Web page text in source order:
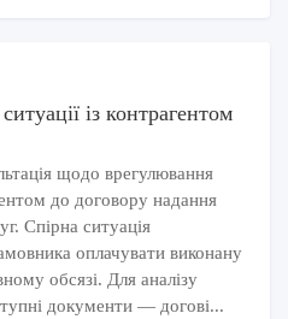
із контрагентом
щодо врегулювання
до договору надання
Спірна ситуація
оплачувати виконану
обсязі. Для аналізу
документи — догові...